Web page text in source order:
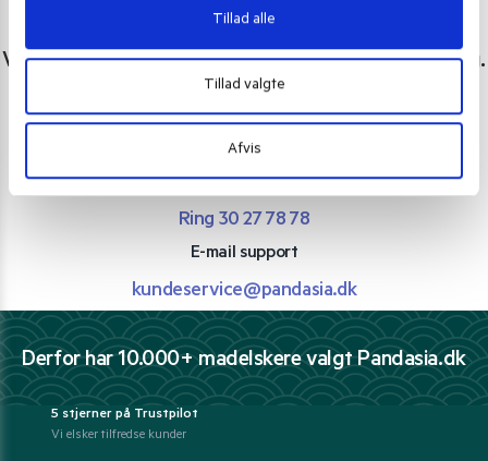
Tillad alle
Tillad valgte
Afvis
Vi er lige her. Kundeservice sidder klar til at hjælpe dig.
Personlig rådgivning med et smil
Vi guider dig igennem asiatisk mad
Telefon support
Ring 30 27 78 78
E-mail support
kundeservice@pandasia.dk
Derfor har 10.000+ madelskere valgt Pandasia.dk
5 stjerner på Trustpilot
Vi elsker tilfredse kunder